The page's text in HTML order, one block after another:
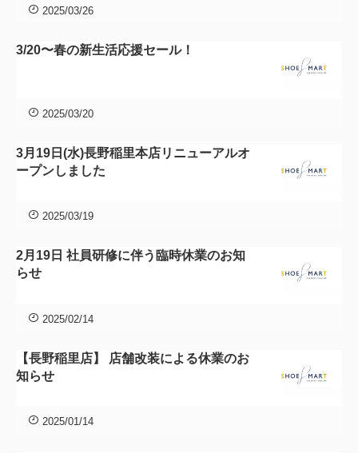
2025/03/26
3/20〜春の新生活応援セール！
2025/03/20
3月19日(水)長野稲里本店リニューアルオ
ープンしました
2025/03/19
2月19日 社員研修に伴う臨時休業のお知
らせ
2025/02/14
【長野稲里店】 店舗改装による休業のお
知らせ
2025/01/14